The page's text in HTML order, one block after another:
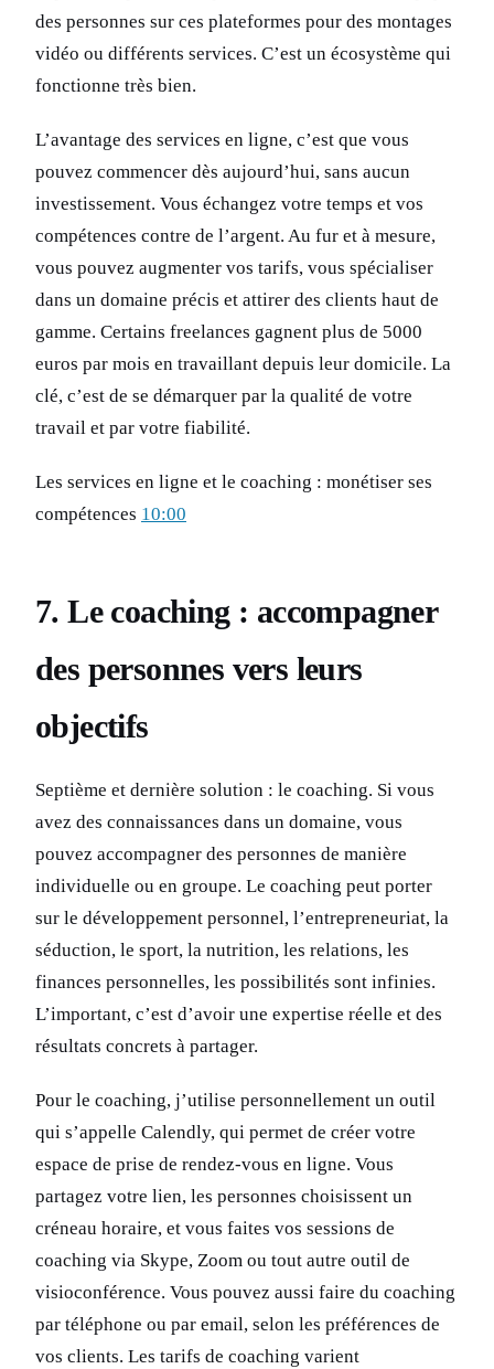
des personnes sur ces plateformes pour des montages
vidéo ou différents services. C’est un écosystème qui
fonctionne très bien.
L’avantage des services en ligne, c’est que vous
pouvez commencer dès aujourd’hui, sans aucun
investissement. Vous échangez votre temps et vos
compétences contre de l’argent. Au fur et à mesure,
vous pouvez augmenter vos tarifs, vous spécialiser
dans un domaine précis et attirer des clients haut de
gamme. Certains freelances gagnent plus de 5000
euros par mois en travaillant depuis leur domicile. La
clé, c’est de se démarquer par la qualité de votre
travail et par votre fiabilité.
Les services en ligne et le coaching : monétiser ses
compétences 10:00
7. Le coaching : accompagner
des personnes vers leurs
objectifs
Septième et dernière solution : le coaching. Si vous
avez des connaissances dans un domaine, vous
pouvez accompagner des personnes de manière
individuelle ou en groupe. Le coaching peut porter
sur le développement personnel, l’entrepreneuriat, la
séduction, le sport, la nutrition, les relations, les
finances personnelles, les possibilités sont infinies.
L’important, c’est d’avoir une expertise réelle et des
résultats concrets à partager.
Pour le coaching, j’utilise personnellement un outil
qui s’appelle Calendly, qui permet de créer votre
espace de prise de rendez-vous en ligne. Vous
partagez votre lien, les personnes choisissent un
créneau horaire, et vous faites vos sessions de
coaching via Skype, Zoom ou tout autre outil de
visioconférence. Vous pouvez aussi faire du coaching
par téléphone ou par email, selon les préférences de
vos clients. Les tarifs de coaching varient